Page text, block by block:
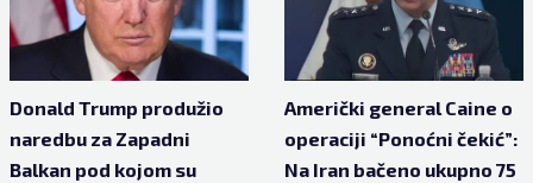
Donald Trump produžio
naredbu za Zapadni
Balkan pod kojom su
Američki general Caine o
operaciji “Ponoćni čekić”:
Na Iran bačeno ukupno 75